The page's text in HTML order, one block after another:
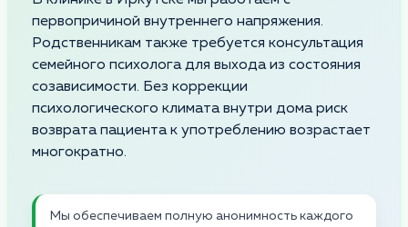
первопричиной внутреннего напряжения.
Родственникам также требуется консультация
семейного психолога для выхода из состояния
созависимости. Без коррекции
психологического климата внутри дома риск
возврата пациента к употреблению возрастает
многократно.
Мы обеспечиваем полную анонимность каждого